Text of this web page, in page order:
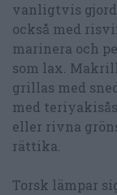
vanligtvis gjord
också med
marinera och
som lax.
grillas med
med
eller rivna
rättika.
Torsk lämpar